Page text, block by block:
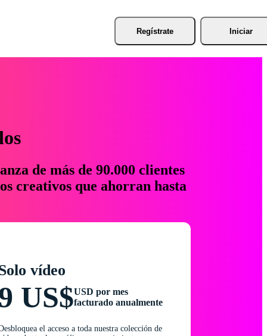
Regístrate Iniciar
de más de 90.000 clientes
creativos que ahorran hasta
vídeo
US$USD por mes
facturado anualmente
el acceso a toda nuestra colección de